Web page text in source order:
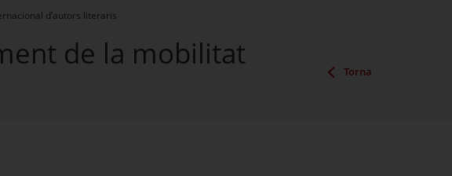
Últimes notícies Properes activitats
d’autors literaris
de la mobilitat
Torna